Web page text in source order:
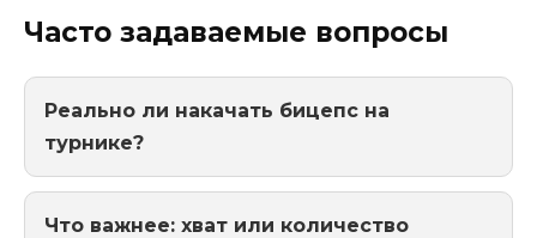
Часто задаваемые вопросы
Реально ли накачать бицепс на
турнике?
Что важнее: хват или количество